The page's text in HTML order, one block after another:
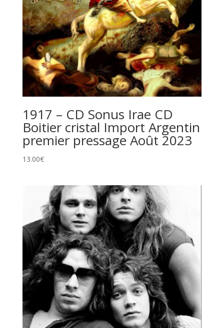
1917 – CD Sonus Irae CD
Boitier cristal Import Argentin
premier pressage Août 2023
13.00€